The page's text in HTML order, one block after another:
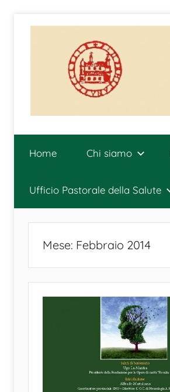
per
della
Salute
Home Chi siamo
Ufficio Pastorale della Salute
Mese: Febbraio 2014